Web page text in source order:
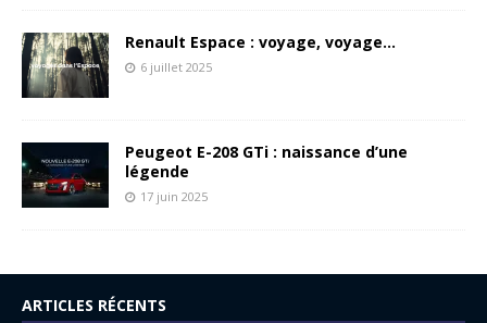
Renault Espace : voyage, voyage…
6 juillet 2025
Peugeot E-208 GTi : naissance d’une
légende
17 juin 2025
ARTICLES RÉCENTS